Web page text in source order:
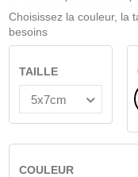
Choisissez la couleur, la
besoins
TAILLE
COULEUR